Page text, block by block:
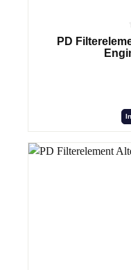
PD